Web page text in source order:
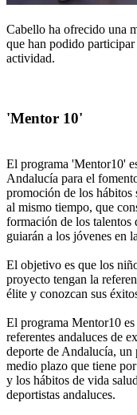
Cabello ha ofrecido una
que han podido
actividad.
'Mentor 10'
El programa 'Mentor10'
Andalucía para el
promoción de los hábitos
al mismo tiempo, que
formación de los talentos
guiarán a los jóvenes en
El objetivo es que los
proyecto tengan la
élite y conozcan sus
El programa Mentor10
referentes andaluces de
deporte de Andalucía, un
medio plazo que tiene
y los hábitos de vida
deportistas andaluces.